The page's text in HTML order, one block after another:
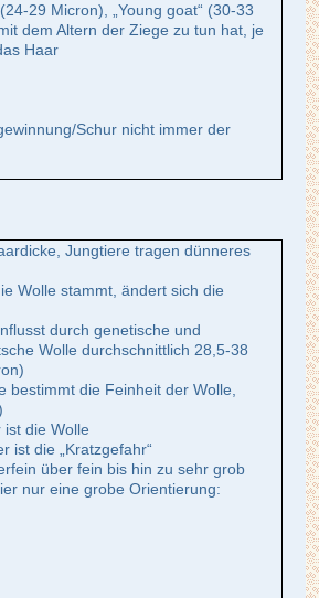
29 Micron), „Young goat“ (30-33
dem Altern der Ziege zu tun hat, je
Haar
Schur nicht immer der
Jungtiere tragen dünneres
Wolle stammt, ändert sich die
durch genetische und
Wolle durchschnittlich 28,5-38
die Feinheit der Wolle,
die Wolle
ist die „Kratzgefahr“
über fein bis hin zu sehr grob
nur eine grobe Orientierung: